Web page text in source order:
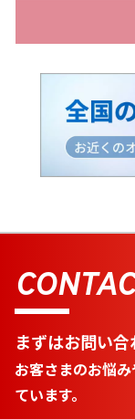
まずはお問い
お客さまのお悩
ています。